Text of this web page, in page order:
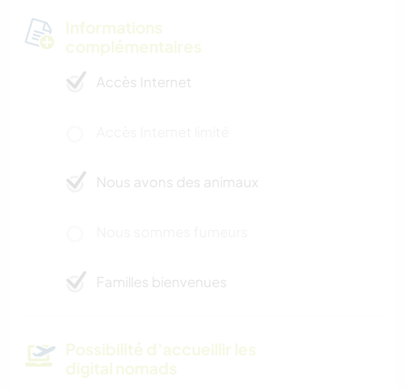
Informations
complémentaires
Accès Internet
Nous avons des animaux
Familles bienvenues
Possibilité d’accueillir les
digital nomads